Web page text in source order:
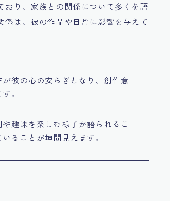
り、家族との関係について多くを語
は、彼の作品や日常に影響を与えて
彼の心の安らぎとなり、創作意
。
趣味を楽しむ様子が語られるこ
ることが垣間見えます。